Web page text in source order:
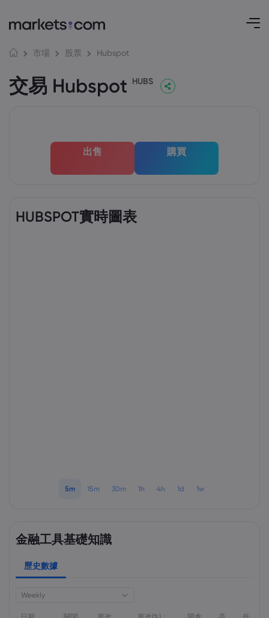
市場 股票 Hubspot
交易 Hubspot HUBS
出售 購買
HUBSPOT實時圖表
5m 15m 30m 1h 4h 1d 1w
金融工具基礎知識
歷史數據
Weekly